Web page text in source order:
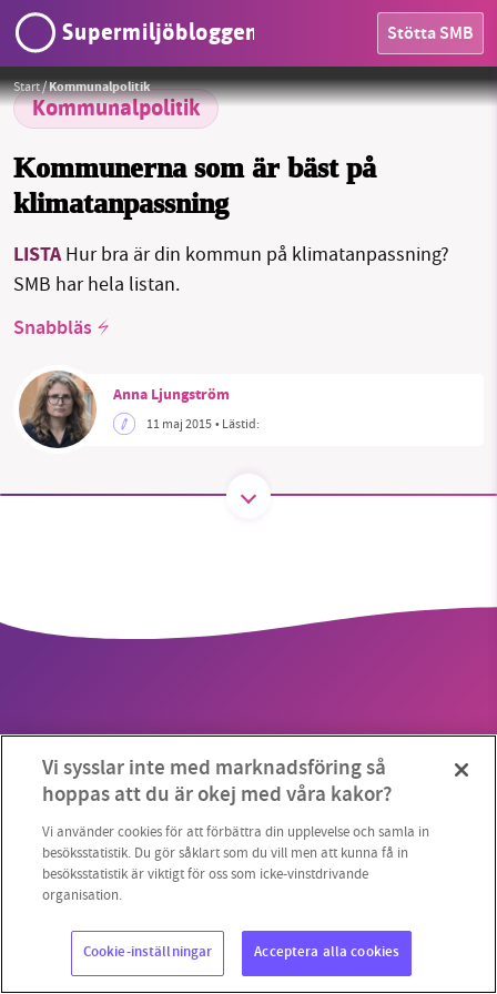
Supermiljöbloggen Stötta SMB
OMRÅDEN
OM OSS
Sök
Threads
Start/Kommunalpolitik
Kommunalpolitik
Kommunerna som är bäst på
klimatanpassning
LISTAHur bra är din kommun på klimatanpassning?
SMB har hela listan.
Snabbläs
Anna Ljungström
11 maj 2015• Lästid:
I det lokala avgörs många klimatfrågorFoto:Måns Sjödahl
Copyright 2023 © Supermiljöbloggen Cookieinställningar
starten 2010 har vår ideella redaktion drivit
miljödebatten framåt genom
vill hjälpa oss.
Stötta vårt arbete genom att swisha en slant till
1231368703
Läs vad vi vill göra
Vi sysslar inte med marknadsföring så
hoppas att du är okej med våra kakor?
Vi använder cookies för att förbättra din upplevelse och samla in
besöksstatistik. Du gör såklart som du vill men att kunna få in
besöksstatistik är viktigt för oss som icke-vinstdrivande
organisation.
Cookie-inställningar Acceptera alla cookies